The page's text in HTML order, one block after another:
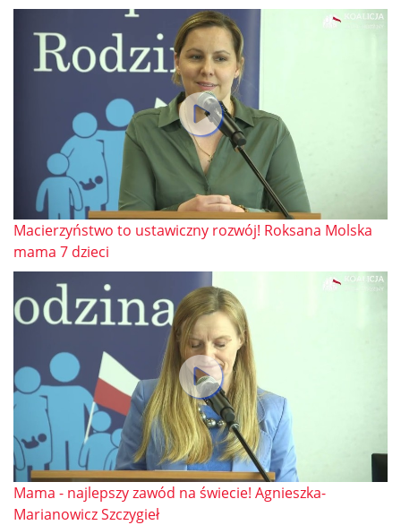
Macierzyństwo to ustawiczny rozwój! Roksana Molska
mama 7 dzieci
Mama - najlepszy zawód na świecie! Agnieszka-
Marianowicz Szczygieł